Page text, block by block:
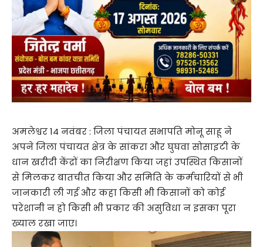
अमलेश्वर 14 नवंबर : जिला पंचायत सभापति मोनू साहू ने
अपने जिला पंचायत क्षेत्र के सांकरा और घुघवा सोसाइटी के
धान खरीदी केंद्रों का निरीक्षण किया जहां उपस्थित किसानों
से मिलकर बातचीत किया और समिति के कर्मचारियों से भी
जानकारी ली गई और कहा किसी भी किसानों को कोई
परेशानी न हो किसी भी प्रकार की असुविधा न इसका पूरा
ख्याल रखा जाए।